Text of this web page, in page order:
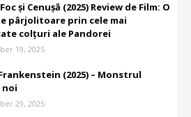
și Cenușă (2025) Review de Film: O
pârjolitoare prin cele mai
colțuri ale Pandorei
19, 2025
(2025) – Monstrul
noi
29, 2025